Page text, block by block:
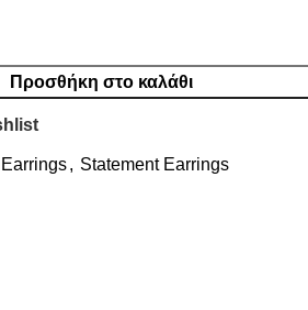
Προσθήκη στο καλάθι
, Statement Earrings